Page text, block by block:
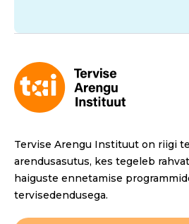
Tervise Arengu Instituut on riigi
arendusasutus, kes tegeleb
haiguste ennetamise
tervisedendusega.